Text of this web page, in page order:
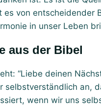
es von entscheidender
in unser Leben
aus der Bibel
“Liebe deinen
an,
wenn wir uns